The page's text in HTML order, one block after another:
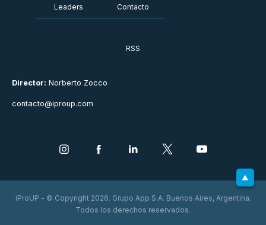
Director: Norberto Zocco
contacto@iproup.com
Leaders Contacto
RSS
iProUP - © Copyright 2026. Grupo App S.A. Buenos Aires, Argentina.
Todos los derechos reservados.